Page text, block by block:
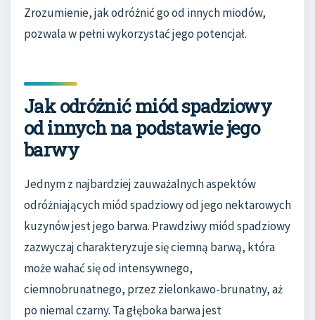
Zrozumienie, jak odróżnić go od innych miodów,
pozwala w pełni wykorzystać jego potencjał.
Jak odróżnić miód spadziowy
od innych na podstawie jego
barwy
Jednym z najbardziej zauważalnych aspektów
odróżniających miód spadziowy od jego nektarowych
kuzynów jest jego barwa. Prawdziwy miód spadziowy
zazwyczaj charakteryzuje się ciemną barwą, która
może wahać się od intensywnego,
ciemnobrunatnego, przez zielonkawo-brunatny, aż
po niemal czarny. Ta głęboka barwa jest